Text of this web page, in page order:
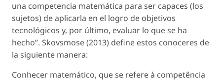
una competencia matemática para ser capaces (los
sujetos) de aplicarla en el logro de objetivos
tecnológicos y, por último, evaluar lo que se ha
hecho”. Skovsmose (2013) define estos conoceres de
la siguiente manera:
Conhecer matemático, que se refere à competência